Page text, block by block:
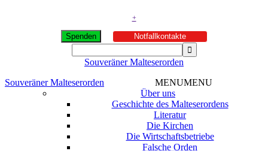
+
Spenden Notfallkontakte
Souveräner Malteserorden
Souveräner Malteserorden
MENUMENU
Über uns
Geschichte des Malteserordens
Literatur
Die Kirchen
Die Wirtschaftsbetriebe
Falsche Orden